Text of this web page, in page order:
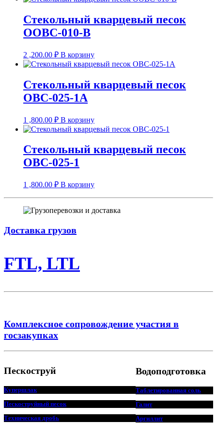
Стекольный кварцевый песок
ООВС-010-В
2 ,200.00 ₽ В корзину
Стекольный кварцевый песок
ОВС-025-1А
1 ,800.00 ₽ В корзину
Стекольный кварцевый песок
ОВС-025-1
1 ,800.00 ₽ В корзину
Доставка грузов
FTL, LTL
Комплексное сопровождение участия в
госзакупках
Пескоструй
Купершлак
Пескоструйный песок
Техническая дробь
Водоподготовка
Таблетированная соль
Галит
Аргиллит